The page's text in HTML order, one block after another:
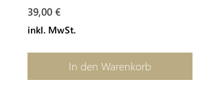
39,00 €Preis
inkl. MwSt.
In den Warenkorb